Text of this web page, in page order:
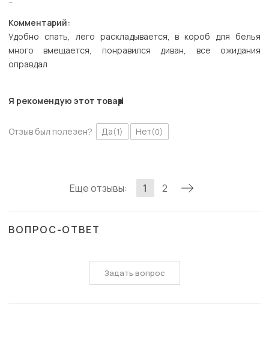
Комментарий:
Удобно спать, лего раскладывается, в короб для белья
много вмещается, понравился диван, все ожидания
оправдал
Я рекомендую этот товар
Отзыв был полезен? Да(1) Нет(0)
1 2
Еще отзывы:
ВОПРОС-ОТВЕТ
Задать вопрос